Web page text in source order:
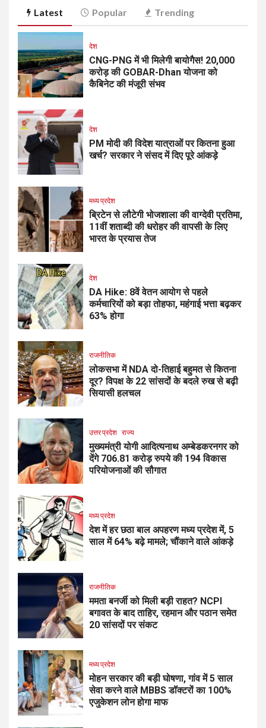
Latest Popular Trending
देश
CNG-PNG में भी मिलेगी बायोगैस! ₹20,000
करोड़ की GOBAR-Dhan योजना को
कैबिनेट की मंजूरी संभव
देश
PM मोदी की विदेश यात्राओं पर कितना हुआ
खर्च? सरकार ने संसद में दिए पूरे आंकड़े
मध्य प्रदेश
ब्रिटेन से लौटेगी भोजशाला की वाग्देवी प्रतिमा,
11वीं शताब्दी की धरोहर की वापसी के लिए
भारत के प्रयास तेज
देश
DA Hike: 8वें वेतन आयोग से पहले
कर्मचारियों को बड़ा तोहफा, महंगाई भत्ता बढ़कर
63% होगा
राजनीतिक
लोकसभा में NDA दो-तिहाई बहुमत से कितना
दूर? विपक्ष के 22 सांसदों के बदले रुख से बढ़ी
सियासी हलचल
उत्तर प्रदेश राज्य
मुख्यमंत्री योगी आदित्यनाथ अम्बेडकरनगर को
देंगे 706.81 करोड़ रुपये की 194 विकास
परियोजनाओं की सौगात
मध्य प्रदेश
देश में हर छठा बाल अपहरण मध्य प्रदेश में, 5
साल में 64% बढ़े मामले; चौंकाने वाले आंकड़े
राजनीतिक
ममता बनर्जी को मिली बड़ी राहत? NCPI
बगावत के बाद ताहिर, रहमान और पठान समेत
20 सांसदों पर संकट
मध्य प्रदेश
मोहन सरकार की बड़ी घोषणा, गांव में 5 साल
सेवा करने वाले MBBS डॉक्टरों का 100%
एजुकेशन लोन होगा माफ